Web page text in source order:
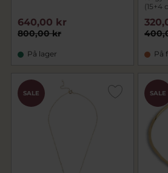
800,00 kr
640,00 kr
På lager
(15+4
På
SALE SALE